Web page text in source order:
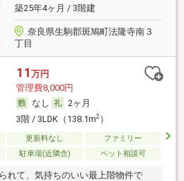
築25年4ヶ月 / 3階建
奈良県生駒郡斑鳩町法隆寺南３
丁目
11 万円
管理費8,000円
なし
2ヶ月
3階 / 3LDK（138.1m2）
更新料なし
ファミリー
駐車場(近隣含) ペット相談可
れて、気持ちのいい最上階物件で